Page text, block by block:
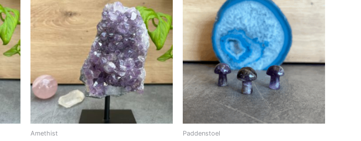
Amethist Paddenstoel